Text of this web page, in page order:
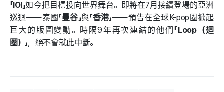
「IOI」如今把目標投向世界舞台。即將在7月接續登場的亞洲
巡迴——泰國「曼谷」與「香港」——預告在全球K-pop圈掀起
巨大的版圖變動。時隔9年再次連結的他們 「Loop（迴
圈）」，絕不會就此中斷。